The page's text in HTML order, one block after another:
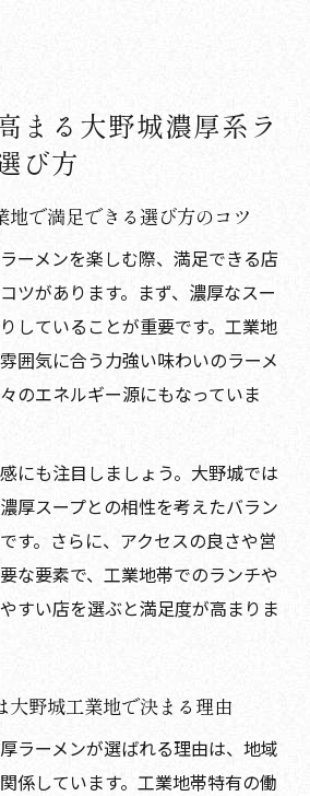
まる大野城濃厚系ラ
び方
地で満足できる選び方のコツ
ーメンを楽しむ際、満足できる店
ツがあります。まず、濃厚なスー
していることが重要です。工業地
囲気に合う力強い味わいのラーメ
のエネルギー源にもなっていま
にも注目しましょう。大野城では
厚スープとの相性を考えたバラン
す。さらに、アクセスの良さや営
な要素で、工業地帯でのランチや
すい店を選ぶと満足度が高まりま
大野城工業地で決まる理由
ラーメンが選ばれる理由は、地域
係しています。工業地帯特有の働